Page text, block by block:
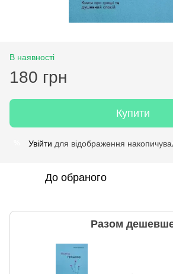
В наявності
180 грн
Купити
Увійти для відображення
До обраного
Разом